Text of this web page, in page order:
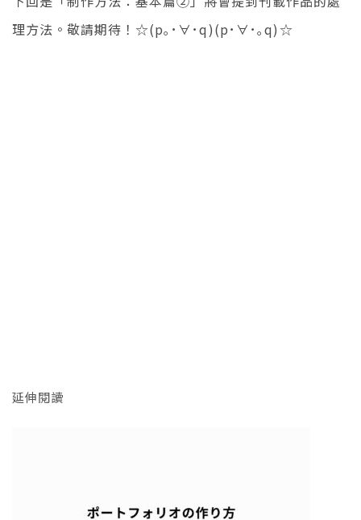
理方法。敬請期待！☆(p｡･∀･q)(p･∀･｡q) ☆
延伸閱讀